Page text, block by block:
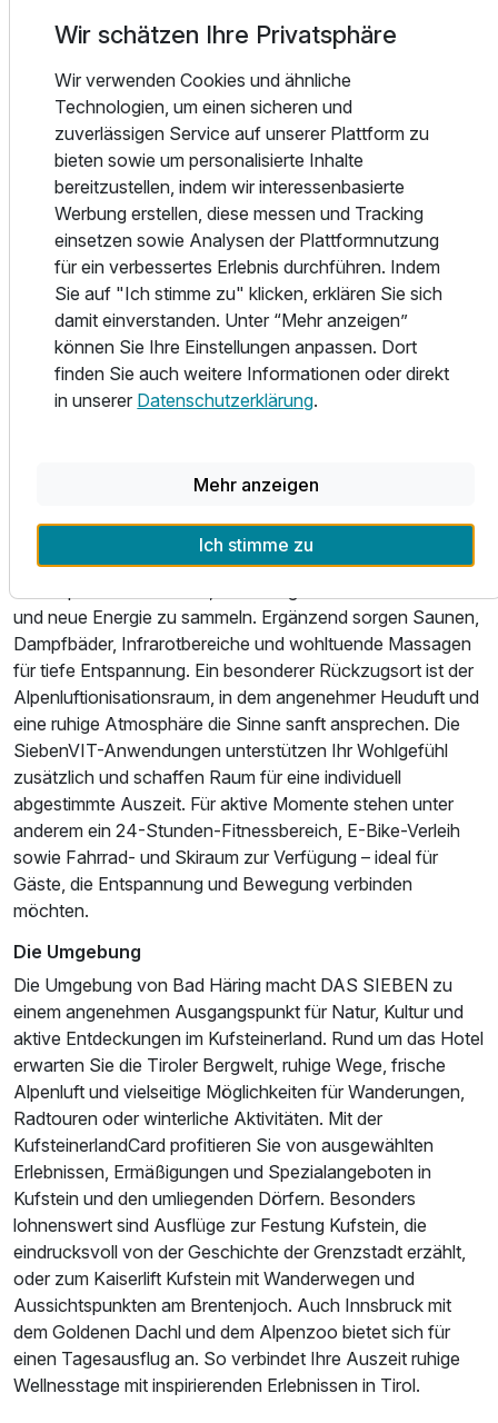
Zusatznächte
Für 6 Tage p.P. ab950,00 €
Juniorsuite/n
2 Erwachsene und 1 Kind
Ausstattung
Zusatznächte
Für 6 Tage
Suite/n
2 Erwachsene und 1 Kind
Genuss ist in DAS SIEBEN ein fester Bestandteil des
Urlaubserlebnisses. Der Tag beginnt mit einem vielfältigen
Frühstücksbuffet, das eine entspannte Grundlage für
Wellness, Naturerlebnisse oder aktive Stunden in der
Umgebung schafft. Am Abend stehen saisonale und
regionale Spezialitäten im Mittelpunkt – je nach Angebot
als exquisites fünfgängiges Wahlmenü oder als
abwechslungsreiches Themenbuffet. Die Küche setzt auf
wohltuenden Geschmack statt auf überladene
Inszenierung und begleitet Ihre Auszeit mit stimmigen
Genussmomenten vom Morgen bis zum Abend. So
entsteht ein kulinarischer Rahmen, der die ruhige
Atmosphäre des Adults-Only-Hotels ergänzt und den
Ruhe und bewusster Regeneration. Der großzügige
Wellnessbereich mit ganzjährig beheiztem Innen- und
und neue Energie zu sammeln. Ergänzend sorgen Saunen,
Dampfbäder, Infrarotbereiche und wohltuende Massagen
für tiefe Entspannung. Ein besonderer Rückzugsort ist der
Alpenluftionisationsraum, in dem angenehmer Heuduft und
eine ruhige Atmosphäre die Sinne sanft ansprechen. Die
SiebenVIT-Anwendungen unterstützen Ihr Wohlgefühl
zusätzlich und schaffen Raum für eine individuell
abgestimmte Auszeit. Für aktive Momente stehen unter
anderem ein 24-Stunden-Fitnessbereich, E-Bike-Verleih
sowie Fahrrad- und Skiraum zur Verfügung – ideal für
Gäste, die Entspannung und Bewegung verbinden
möchten.
Die Umgebung
Die Umgebung von Bad Häring macht DAS SIEBEN zu
einem angenehmen Ausgangspunkt für Natur, Kultur und
aktive Entdeckungen im Kufsteinerland. Rund um das Hotel
erwarten Sie die Tiroler Bergwelt, ruhige Wege, frische
Alpenluft und vielseitige Möglichkeiten für Wanderungen,
Radtouren oder winterliche Aktivitäten. Mit der
KufsteinerlandCard profitieren Sie von ausgewählten
Erlebnissen, Ermäßigungen und Spezialangeboten in
Kufstein und den umliegenden Dörfern. Besonders
lohnenswert sind Ausflüge zur Festung Kufstein, die
eindrucksvoll von der Geschichte der Grenzstadt erzählt,
oder zum Kaiserlift Kufstein mit Wanderwegen und
Aussichtspunkten am Brentenjoch. Auch Innsbruck mit
dem Goldenen Dachl und dem Alpenzoo bietet sich für
einen Tagesausflug an. So verbindet Ihre Auszeit ruhige
Wellnesstage mit inspirierenden Erlebnissen in Tirol.
Wir schätzen Ihre Privatsphäre
Wir verwenden Cookies und ähnliche
Technologien, um einen sicheren und
zuverlässigen Service auf unserer Plattform zu
bieten sowie um personalisierte Inhalte
bereitzustellen, indem wir interessenbasierte
Werbung erstellen, diese messen und Tracking
einsetzen sowie Analysen der Plattformnutzung
für ein verbessertes Erlebnis durchführen. Indem
Sie auf "Ich stimme zu" klicken, erklären Sie sich
damit einverstanden. Unter “Mehr anzeigen”
können Sie Ihre Einstellungen anpassen. Dort
finden Sie auch weitere Informationen oder direkt
in unserer Datenschutzerklärung.
Mehr anzeigen
Ich stimme zu